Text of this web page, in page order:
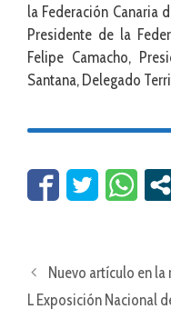
la Federación Canaria
Presidente de la
Felipe Camacho,
Santana, Delegado
Nuevo artículo en la
L Exposición Nacional